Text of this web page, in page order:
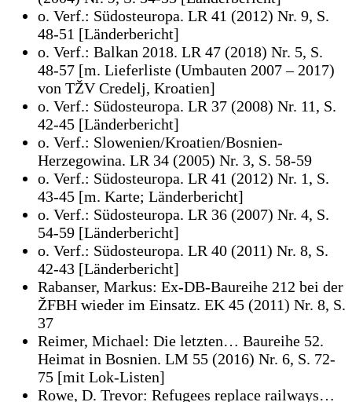
o. Verf.: Südosteuropa. LR 41 (2012) Nr. 9, S.
48-51 [Länderbericht]
o. Verf.: Balkan 2018. LR 47 (2018) Nr. 5, S.
48-57 [m. Lieferliste (Umbauten 2007 – 2017)
von TŽV Credelj, Kroatien]
o. Verf.: Südosteuropa. LR 37 (2008) Nr. 11, S.
42-45 [Länderbericht]
o. Verf.: Slowenien/Kroatien/Bosnien-
Herzegowina. LR 34 (2005) Nr. 3, S. 58-59
o. Verf.: Südosteuropa. LR 41 (2012) Nr. 1, S.
43-45 [m. Karte; Länderbericht]
o. Verf.: Südosteuropa. LR 36 (2007) Nr. 4, S.
54-59 [Länderbericht]
o. Verf.: Südosteuropa. LR 40 (2011) Nr. 8, S.
42-43 [Länderbericht]
Rabanser, Markus: Ex-DB-Baureihe 212 bei der
ŽFBH wieder im Einsatz. EK 45 (2011) Nr. 8, S.
37
Reimer, Michael: Die letzten… Baureihe 52.
Heimat in Bosnien. LM 55 (2016) Nr. 6, S. 72-
75 [mit Lok-Listen]
Rowe, D. Trevor: Refugees replace railways…